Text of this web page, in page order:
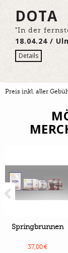
DOTA
"In der
18.04.24 /
Details
Preis inkl. aller
Springbrunnen
37,00 €